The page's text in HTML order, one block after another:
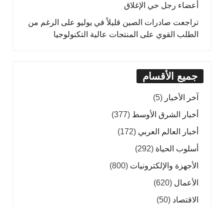
أعضاء رجل حي الإغلاق
تراجعت صادرات الصين قليلاً في يوليو على الرغم من
الطلب القوي على المنتجات عالية التكنولوجيا
جميع الأقسام
آخر الأخبار (5)
أخبار الشرق الأوسط (377)
أخبار العالم العربي (172)
أسلوب الحياة (292)
الأجهزة والإلكترونيات (800)
الأعمال (620)
الاقتصاد (50)